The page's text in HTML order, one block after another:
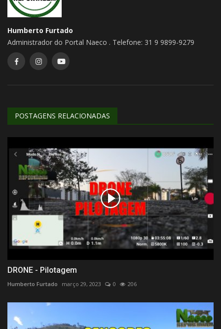
Humberto Furtado
Administrador do Portal Naeco . Telefone: 31 9 9899-9279
POSTAGENS RELACIONADAS
DRONE - Pilotagem
Humberto Furtado março 29, 2023 0 206